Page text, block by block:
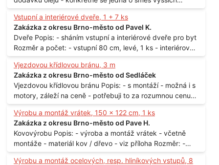
mastných kyselin s převahou olejové kyseliny - účelem je
technické využití - hustota při 20°C - cca 870 kg / m3
Balení: - po 190 kg v sudu Množství: - cca 500 kg - roční
spotřeba Lokalita: - Praha
Vstupní a interiérové dveře, 1 + 7 ks
Zakázka z okresu Brno-město od Pavel K.
Dveře Popis: - sháním vstupní a interiérové dveře pro byt
Rozměr a počet: - vstupní 80 cm, levé, 1 ks - interiérové
80 cm, levé, 2 ks - 80 cm, pravé, 3 ks - 60 cm, levé, 2 ks
Lokalita: - Praha 10
Vjezdovou křídlovou bránu, 3 m
Zakázka z okresu Brno-město od Sedláček
Vjezdovou křídlovou bránu Popis: - s montáží - možná i s
motory, záleží na ceně - potřebuji to za rozumnou cenu
Materiál: - ocel Množství: - 1 ks Velikost: - 3 m Lokalita: -
Praha
Výrobu a montáž vrátek, 150 x 122 cm, 1 ks
Zakázka z okresu Brno-město od Pave H.
Kovovýrobu Popis: - výroba a montáž vrátek - včetně
montáže - materiál kov / dřevo - viz příloha Rozměr: -
150 x 122 cm Lokalita: - Senohraby Nabídky na e-mail.
Výrobu a montáž ocelových, resp. hliníkových vstupů, 8